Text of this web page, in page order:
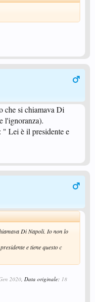
che si chiamava Di
l'ignoranza).
Lei è il presidente e
Di Napoli. Io non lo
e tiene questo c
2020, Data originale: 18